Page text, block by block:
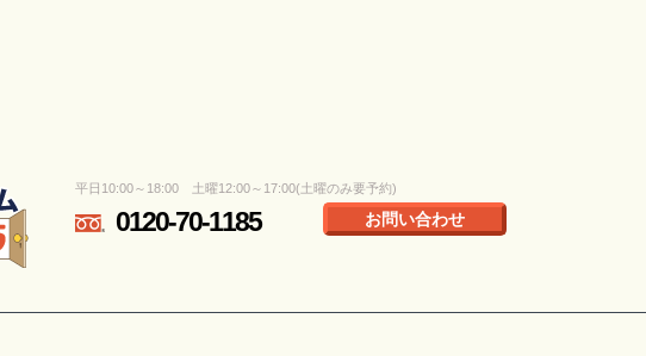
平日10:00～18:00 土曜12:00～17:00(土曜のみ要予約)
0120-70-1185 お問い合わせ